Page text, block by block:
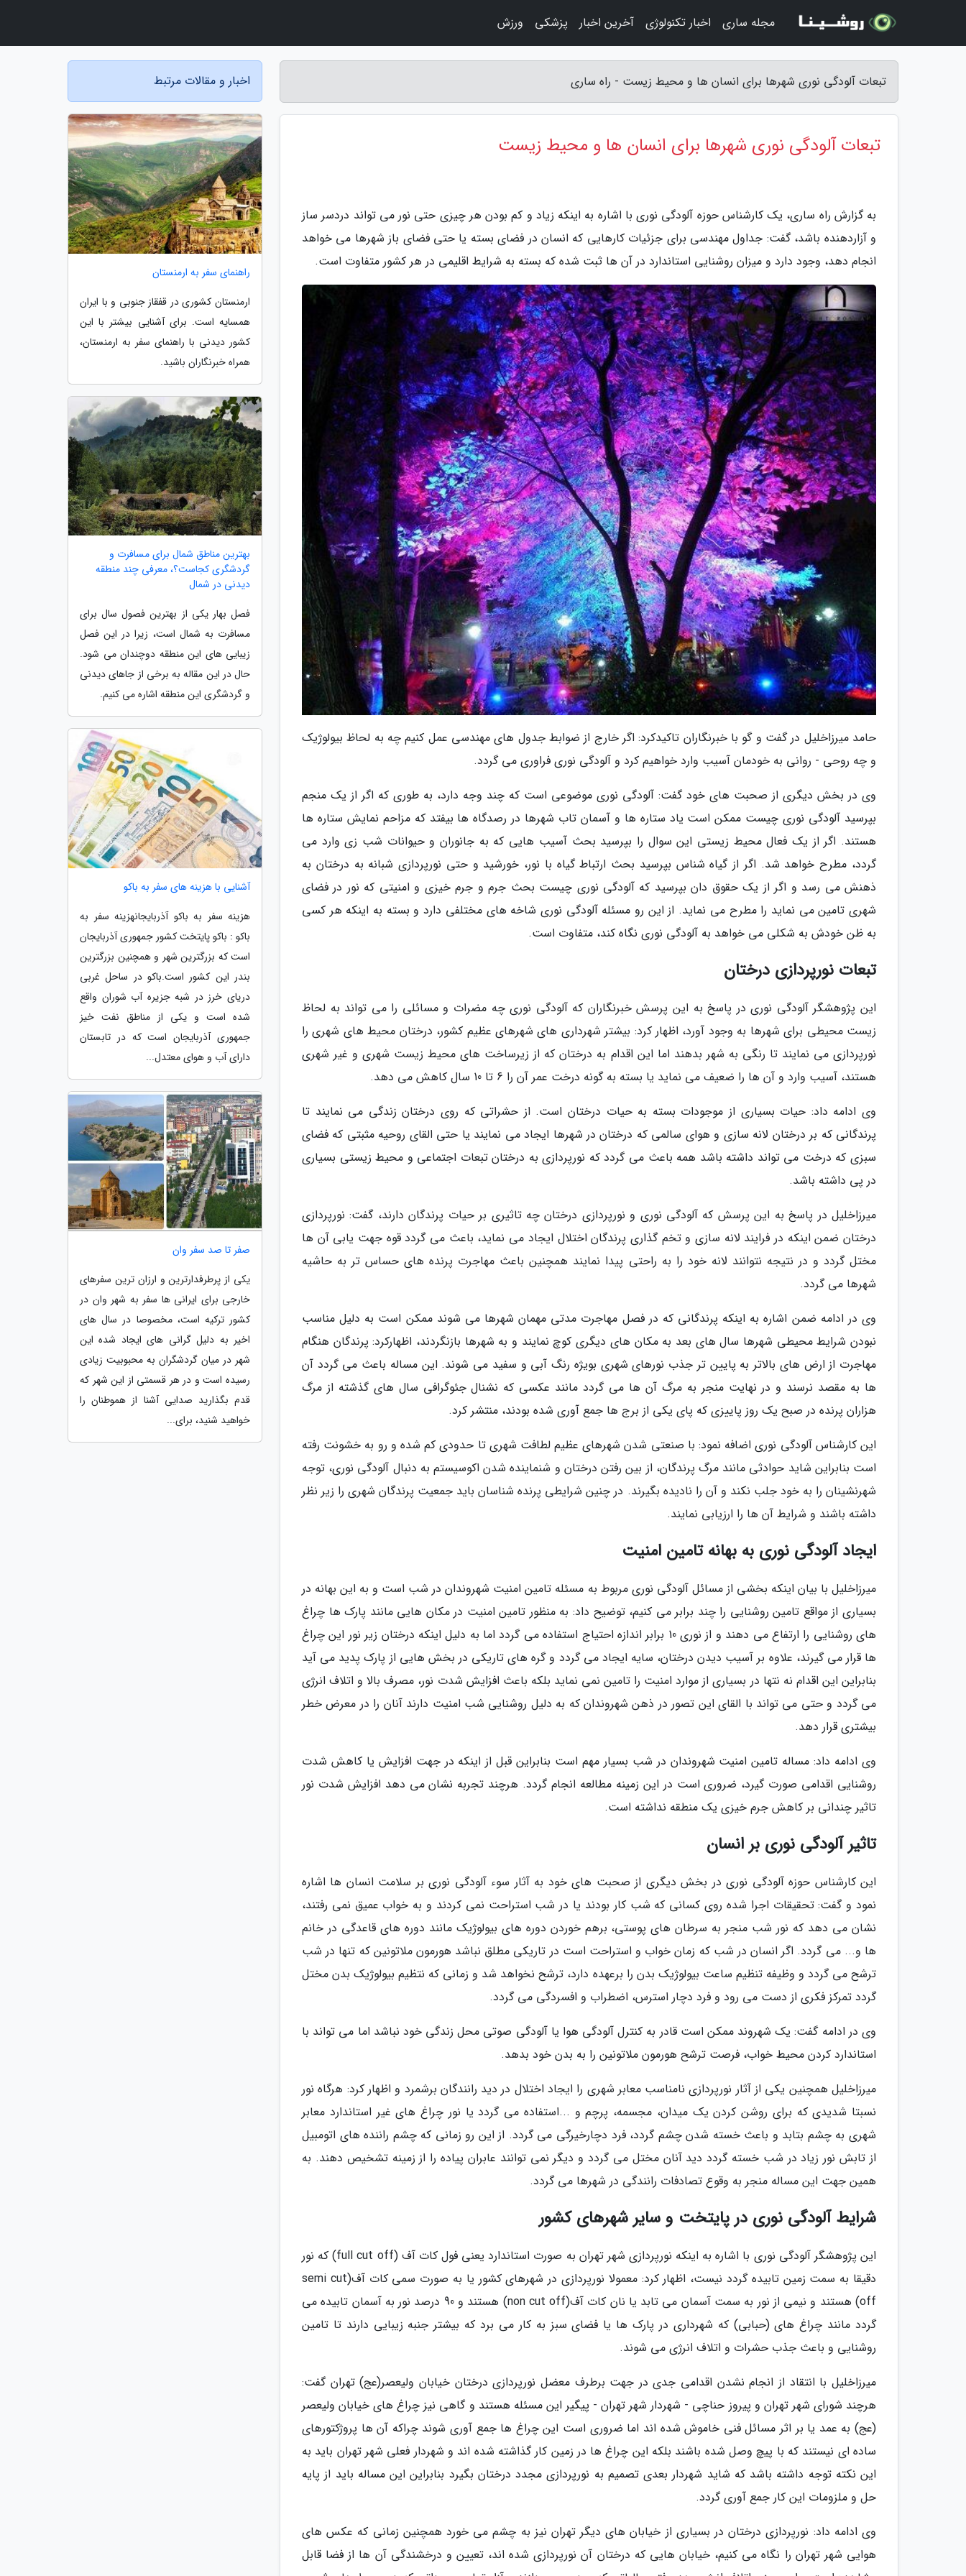
تبعات آلودگی نوری شهرها برای انسان ها و محیط زیست - راه ساری
تبعات آلودگی نوری شهرها برای انسان ها و محیط زیست
به گزارش راه ساری، یک کارشناس حوزه آلودگی نوری با اشاره به اینکه زیاد و کم بودن هر چیزی حتی نور می تواند دردسر ساز
و آزاردهنده باشد، گفت: جداول مهندسی برای جزئیات کارهایی که انسان در فضای بسته یا حتی فضای باز شهرها می خواهد
انجام دهد، وجود دارد و میزان روشنایی استاندارد در آن ها ثبت شده که بسته به شرایط اقلیمی در هر کشور متفاوت است.
حامد میرزاخلیل در گفت و گو با خبرنگاران تاکیدکرد: اگر خارج از ضوابط جدول های مهندسی عمل کنیم چه به لحاظ بیولوژیک
و چه روحی - روانی به خودمان آسیب وارد خواهیم کرد و آلودگی نوری فراوری می گردد.
وی در بخش دیگری از صحبت های خود گفت: آلودگی نوری موضوعی است که چند وجه دارد، به طوری که اگر از یک منجم
بپرسید آلودگی نوری چیست ممکن است یاد ستاره ها و آسمان تاب شهرها در رصدگاه ها بیفتد که مزاحم نمایش ستاره ها
هستند. اگر از یک فعال محیط زیستی این سوال را بپرسید بحث آسیب هایی که به جانوران و حیوانات شب زی وارد می
گردد، مطرح خواهد شد. اگر از گیاه شناس بپرسید بحث ارتباط گیاه با نور، خورشید و حتی نورپردازی شبانه به درختان به
ذهنش می رسد و اگر از یک حقوق دان بپرسید که آلودگی نوری چیست بحث جرم و جرم خیزی و امنیتی که نور در فضای
شهری تامین می نماید را مطرح می نماید. از این رو مسئله آلودگی نوری شاخه های مختلفی دارد و بسته به اینکه هر کسی
به ظن خودش به شکلی می خواهد به آلودگی نوری نگاه کند، متفاوت است.
تبعات نورپردازی درختان
این پژوهشگر آلودگی نوری در پاسخ به این پرسش خبرنگاران که آلودگی نوری چه مضرات و مسائلی را می تواند به لحاظ
زیست محیطی برای شهرها به وجود آورد، اظهار کرد: بیشتر شهرداری های شهرهای عظیم کشور، درختان محیط های شهری را
نورپردازی می نمایند تا رنگی به شهر بدهند اما این اقدام به درختان که از زیرساخت های محیط زیست شهری و غیر شهری
هستند، آسیب وارد و آن ها را ضعیف می نماید یا بسته به گونه درخت عمر آن را 6 تا 10 سال کاهش می دهد.
وی ادامه داد: حیات بسیاری از موجودات بسته به حیات درختان است. از حشراتی که روی درختان زندگی می نمایند تا
پرندگانی که بر درختان لانه سازی و هوای سالمی که درختان در شهرها ایجاد می نمایند یا حتی القای روحیه مثبتی که فضای
سبزی که درخت می تواند داشته باشد همه باعث می گردد که نورپردازی به درختان تبعات اجتماعی و محیط زیستی بسیاری
در پی داشته باشد.
میرزاخلیل در پاسخ به این پرسش که آلودگی نوری و نورپردازی درختان چه تاثیری بر حیات پرندگان دارند، گفت: نورپردازی
درختان ضمن اینکه در فرایند لانه سازی و تخم گذاری پرندگان اختلال ایجاد می نماید، باعث می گردد قوه جهت یابی آن ها
مختل گردد و در نتیجه نتوانند لانه خود را به راحتی پیدا نمایند همچنین باعث مهاجرت پرنده های حساس تر به حاشیه
شهرها می گردد.
وی در ادامه ضمن اشاره به اینکه پرندگانی که در فصل مهاجرت مدتی مهمان شهرها می شوند ممکن است به دلیل مناسب
نبودن شرایط محیطی شهرها سال های بعد به مکان های دیگری کوچ نمایند و به شهرها بازنگردند، اظهارکرد: پرندگان هنگام
مهاجرت از ارض های بالاتر به پایین تر جذب نورهای شهری بویژه رنگ آبی و سفید می شوند. این مساله باعث می گردد آن
ها به مقصد نرسند و در نهایت منجر به مرگ آن ها می گردد مانند عکسی که نشنال جئوگرافی سال های گذشته از مرگ
هزاران پرنده در صبح یک روز پاییزی که پای یکی از برج ها جمع آوری شده بودند، منتشر کرد.
این کارشناس آلودگی نوری اضافه نمود: با صنعتی شدن شهرهای عظیم لطافت شهری تا حدودی کم شده و رو به خشونت رفته
است بنابراین شاید حوادثی مانند مرگ پرندگان، از بین رفتن درختان و شنماینده شدن اکوسیستم به دنبال آلودگی نوری، توجه
شهرنشینان را به خود جلب نکند و آن را نادیده بگیرند. در چنین شرایطی پرنده شناسان باید جمعیت پرندگان شهری را زیر نظر
داشته باشند و شرایط آن ها را ارزیابی نمایند.
ایجاد آلودگی نوری به بهانه تامین امنیت
میرزاخلیل با بیان اینکه بخشی از مسائل آلودگی نوری مربوط به مسئله تامین امنیت شهروندان در شب است و به این بهانه در
بسیاری از مواقع تامین روشنایی را چند برابر می کنیم، توضیح داد: به منظور تامین امنیت در مکان هایی مانند پارک ها چراغ
های روشنایی را ارتفاع می دهند و از نوری 10 برابر اندازه احتیاج استفاده می گردد اما به دلیل اینکه درختان زیر نور این چراغ
ها قرار می گیرند، علاوه بر آسیب دیدن درختان، سایه ایجاد می گردد و گره های تاریکی در بخش هایی از پارک پدید می آید
بنابراین این اقدام نه نتها در بسیاری از موارد امنیت را تامین نمی نماید بلکه باعث افزایش شدت نور، مصرف بالا و اتلاف انرژی
می گردد و حتی می تواند با القای این تصور در ذهن شهروندان که به دلیل روشنایی شب امنیت دارند آنان را در معرض خطر
بیشتری قرار دهد.
وی ادامه داد: مساله تامین امنیت شهروندان در شب بسیار مهم است بنابراین قبل از اینکه در جهت افزایش یا کاهش شدت
روشنایی اقدامی صورت گیرد، ضروری است در این زمینه مطالعه انجام گردد. هرچند تجربه نشان می دهد افزایش شدت نور
تاثیر چندانی بر کاهش جرم خیزی یک منطقه نداشته است.
تاثیر آلودگی نوری بر انسان
این کارشناس حوزه آلودگی نوری در بخش دیگری از صحبت های خود به آثار سوء آلودگی نوری بر سلامت انسان ها اشاره
نمود و گفت: تحقیقات اجرا شده روی کسانی که شب کار بودند یا در شب استراحت نمی کردند و به خواب عمیق نمی رفتند،
نشان می دهد که نور شب منجر به سرطان های پوستی، برهم خوردن دوره های بیولوژیک مانند دوره های قاعدگی در خانم
ها و... می گردد. اگر انسان در شب که زمان خواب و استراحت است در تاریکی مطلق نباشد هورمون ملاتونین که تنها در شب
ترشح می گردد و وظیفه تنظیم ساعت بیولوژیک بدن را برعهده دارد، ترشح نخواهد شد و زمانی که نتظیم بیولوژیک بدن مختل
گردد تمرکز فکری از دست می رود و فرد دچار استرس، اضطراب و افسردگی می گردد.
وی در ادامه گفت: یک شهروند ممکن است قادر به کنترل آلودگی هوا یا آلودگی صوتی محل زندگی خود نباشد اما می تواند با
استاندارد کردن محیط خواب، فرصت ترشح هورمون ملاتونین را به بدن خود بدهد.
میرزاخلیل همچنین یکی از آثار نورپردازی نامناسب معابر شهری را ایجاد اختلال در دید رانندگان برشمرد و اظهار کرد: هرگاه نور
نسبتا شدیدی که برای روشن کردن یک میدان، مجسمه، پرچم و ...استفاده می گردد یا نور چراغ های غیر استاندارد معابر
شهری به چشم بتابد و باعث خسته شدن چشم گردد، فرد دچارخیرگی می گردد. از این رو زمانی که چشم راننده های اتومبیل
از تابش نور زیاد در شب خسته گردد دید آنان مختل می گردد و دیگر نمی توانند عابران پیاده را از زمینه تشخیص دهند. به
همین جهت این مساله منجر به وقوع تصادفات رانندگی در شهرها می گردد.
شرایط آلودگی نوری در پایتخت و سایر شهرهای کشور
این پژوهشگر آلودگی نوری با اشاره به اینکه نورپردازی شهر تهران به صورت استاندارد یعنی فول کات آف (full cut off) که نور
دقیقا به سمت زمین تابیده گردد نیست، اظهار کرد: معمولا نورپردازی در شهرهای کشور یا به صورت سمی کات آف(semi cut
off) هستند و نیمی از نور به سمت آسمان می تابد یا نان کات آف(non cut off) هستند و 90 درصد نور به آسمان تابیده می
گردد مانند چراغ های (حبابی) که شهرداری در پارک ها یا فضای سبز به کار می برد که بیشتر جنبه زیبایی دارند تا تامین
روشنایی و باعث جذب حشرات و اتلاف انرژی می شوند.
میرزاخلیل با انتقاد از انجام نشدن اقدامی جدی در جهت برطرف معضل نورپردازی درختان خیابان ولیعصر(عج) تهران گفت:
هرچند شورای شهر تهران و پیروز حناچی - شهردار شهر تهران - پیگیر این مسئله هستند و گاهی نیز چراغ های خیابان ولیعصر
(عج) به عمد یا بر اثر مسائل فنی خاموش شده اند اما ضروری است این چراغ ها جمع آوری شوند چراکه آن ها پروژکتورهای
ساده ای نیستند که با پیچ وصل شده باشند بلکه این چراغ ها در زمین کار گذاشته شده اند و شهردار فعلی شهر تهران باید به
این نکته توجه داشته باشد که شاید شهردار بعدی تصمیم به نورپردازی مجدد درختان بگیرد بنابراین این مساله باید از پایه
حل و ملزومات این کار جمع آوری گردد.
وی ادامه داد: نورپردازی درختان در بسیاری از خیابان های دیگر تهران نیز به چشم می خورد همچنین زمانی که عکس های
هوایی شهر تهران را نگاه می کنیم، خیابان هایی که درختان آن نورپردازی شده اند، تعیین و درخشندگی آن ها از فضا قابل
اخبار و مقالات مرتبط
راهنمای سفر به ارمنستان
ارمنستان کشوری در قفقاز جنوبی و با ایران
همسایه است. برای آشنایی بیشتر با این
کشور دیدنی با راهنمای سفر به ارمنستان،
همراه خبرنگاران باشید.
بهترین مناطق شمال برای مسافرت و
گردشگری کجاست؟، معرفی چند منطقه
دیدنی در شمال
فصل بهار یکی از بهترین فصول سال برای
مسافرت به شمال است، زیرا در این فصل
زیبایی های این منطقه دوچندان می شود.
حال در این مقاله به برخی از جاهای دیدنی
و گردشگری این منطقه اشاره می کنیم.
آشنایی با هزینه های سفر به باکو
هزینه سفر به باکو آذربایجانهزینه سفر به
باکو : باکو پایتخت کشور جمهوری آذربایجان
است که بزرگترین شهر و همچنین بزرگترین
بندر این کشور است.باکو در ساحل غربی
دریای خرز در شبه جزیره آب شوران واقع
شده است و یکی از مناطق نفت خیز
جمهوری آذربایجان است که در تابستان
دارای آب و هوای معتدل...
صفر تا صد سفر وان
یکی از پرطرفدارترین و ارزان ترین سفرهای
خارجی برای ایرانی ها سفر به شهر وان در
کشور ترکیه است، مخصوصا در سال های
اخیر به دلیل گرانی های ایجاد شده این
شهر در میان گردشگران به محبوبیت زیادی
رسیده است و در هر قسمتی از این شهر که
قدم بگذارید صدایی آشنا از هموطنان را
خواهید شنید، برای...
مجله ساری اخبار تکنولوژی آخرین اخبار پزشکی ورزش